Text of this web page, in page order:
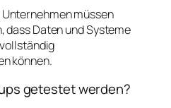
müssen
Daten und Systeme
können.
getestet werden?